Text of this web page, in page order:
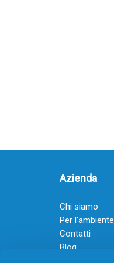
Azienda
Chi siamo
Per l’ambiente
Contatti
Blog